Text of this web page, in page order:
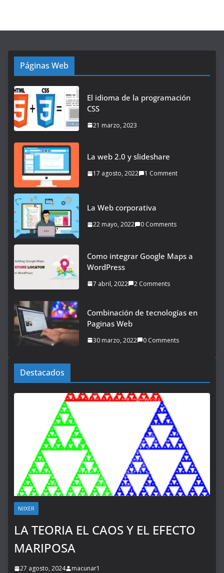
Páginas Web
El idioma de la programación
CSS
21 marzo, 2023
La web 2.0 y slideshare
17 agosto, 2022 1 Comment
La Web corporativa
22 mayo, 2022 0 Comments
Como integrar Google Maps a
WordPress
7 abril, 2022 2 Comments
Combinación de tecnologías en
Paginas Web
30 marzo, 2022 0 Comments
Destacados
NIIXER
LA TEORIA EL CAOS Y EL EFECTO
MARIPOSA
27 agosto, 2024 macunar1